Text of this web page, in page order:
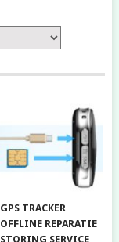
GPS TRACKER
OFFLINE REPARATIE
STORING SERVICE